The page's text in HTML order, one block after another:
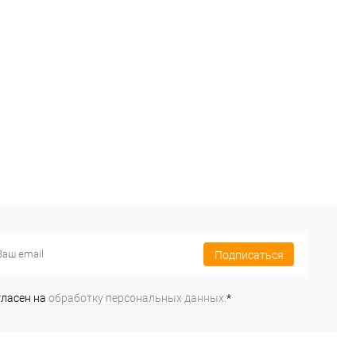
Подписаться
на обработку персональных данных. *